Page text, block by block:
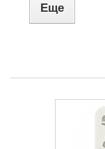
Еще